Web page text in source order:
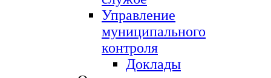
Управление
муниципального
контроля
Доклады